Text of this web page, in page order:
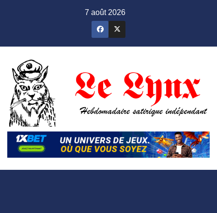
7 août 2026